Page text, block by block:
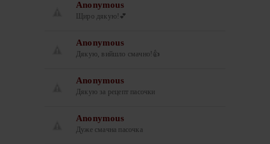
Anonymous
Щиро дякую!💕
Anonymous
Дякую, вийшло смачно!👍
Anonymous
Дякую за рецепт пасочки
Anonymous
Дуже смачна пасочка